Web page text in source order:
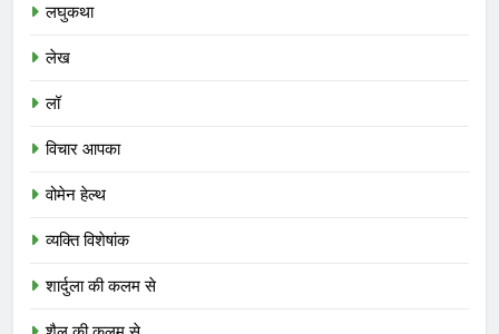
लघुकथा
लेख
लॉ
विचार आपका
वोमेन हेल्थ
व्यक्ति विशेषांक
शार्दुला की कलम से